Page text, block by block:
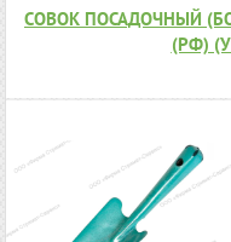
СОВОК ПОСАДОЧНЫЙ
(РФ)